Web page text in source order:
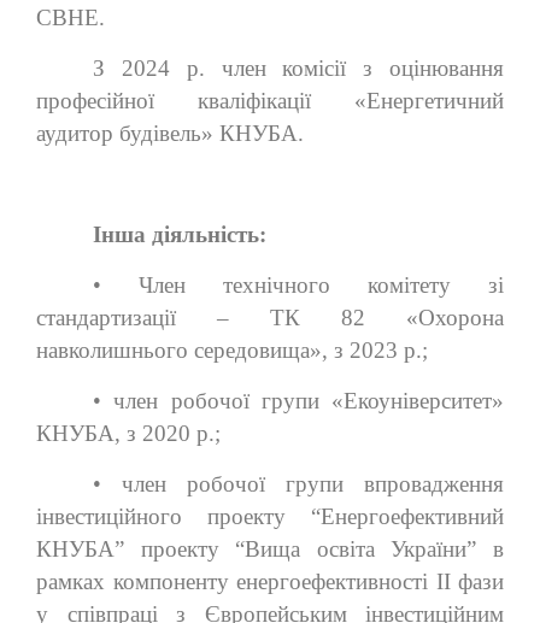
CBHE.
З 2024 р. член комісії з оцінювання
професійної кваліфікації «Енергетичний
аудитор будівель» КНУБА.
Інша діяльність:
• Член технічного комітету зі
стандартизації – ТК 82 «Охорона
навколишнього середовища», з 2023 р.;
• член робочої групи «Екоуніверситет»
КНУБА, з 2020 р.;
• член робочої групи впровадження
інвестиційного проекту “Енергоефективний
КНУБА” проекту “Вища освіта України” в
рамках компоненту енергоефективності ІІ фази
у співпраці з Європейським інвестиційним